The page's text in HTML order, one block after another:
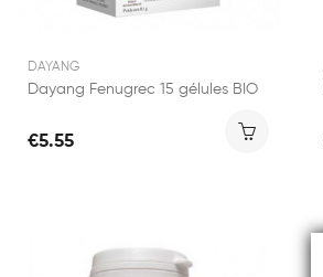
DAYANG
Dayang Fenugrec 15 gélules BIO
€5.55